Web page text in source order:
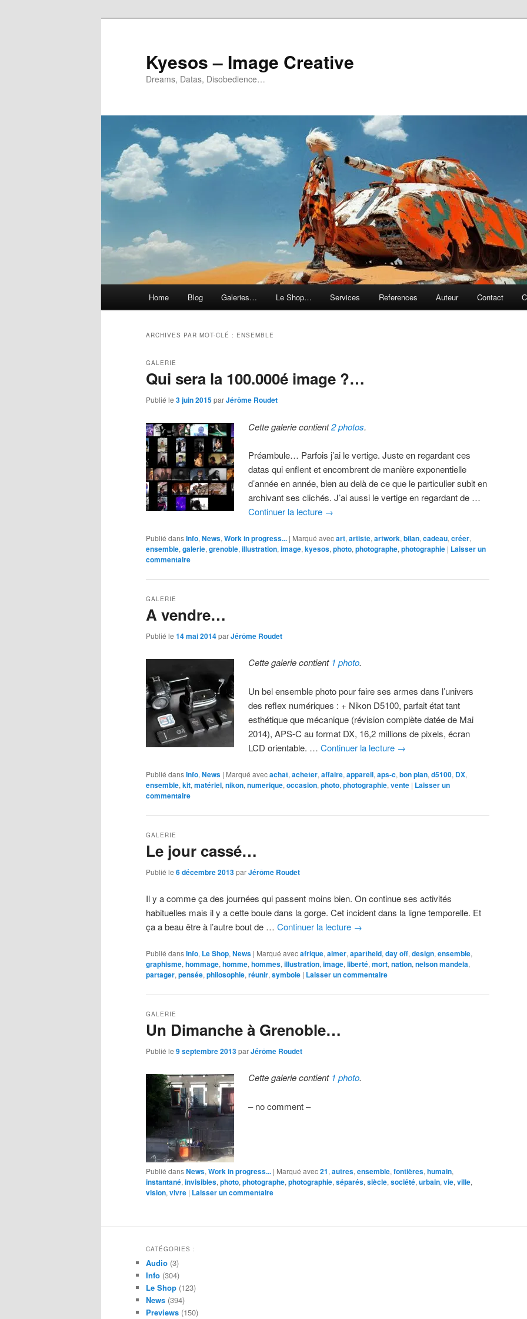
Kyesos – Image Creative
Dreams, Datas, Disobedience…
Home Blog Galeries… Le Shop… Services References Auteur Contact
ARCHIVES PAR MOT-CLÉ : ENSEMBLE
Qui sera la 100.000é image ?…
GALERIE
Publié le 3 juin 2015parJérôme Roudet
Cette galerie contient2 photos.
Préambule… Parfois j’ai le vertige. Juste en regardant ces
datas qui enflent et encombrent de manière exponentielle
d’année en année, bien au delà de ce que le particulier subit en
archivant ses clichés. J’ai aussi le vertige en regardant de …
Continuer la lecture →
Publié dansInfo, News, Work in progress... | Marqué avecart, artiste, artwork, bilan, cadeau, créer,
ensemble, galerie, grenoble, illustration, image, kyesos, photo, photographe, photographie | Laisser un
commentaire
A vendre…
GALERIE
Publié le 14 mai 2014parJérôme Roudet
Cette galerie contient 1 photo.
Un bel ensemble photo pour faire ses armes dans l’univers
des reflex numériques : + Nikon D5100, parfait état tant
esthétique que mécanique (révision complète datée de Mai
2014), APS-C au format DX, 16,2 millions de pixels, écran
LCD orientable. …Continuer la lecture →
Publié dansInfo, News | Marqué avecachat, acheter, affaire, appareil, aps-c, bon plan, d5100, DX,
ensemble, kit, matériel, nikon, numerique, occasion, photo, photographie, vente | Laisser un
commentaire
Le jour cassé…
GALERIE
Publié le 6 décembre 2013parJérôme Roudet
Il y a comme ça des journées qui passent moins bien. On continue ses activités
habituelles mais il y a cette boule dans la gorge. Cet incident dans la ligne temporelle. Et
ça a beau être à l’autre bout de … Continuer la lecture →
Publié dansInfo, Le Shop, News | Marqué avecafrique, aimer, apartheid, day off, design, ensemble,
graphisme, hommage, homme, hommes, illustration, image, liberté, mort, nation, nelson mandela,
partager, pensée, philosophie, réunir, symbole | Laisser un commentaire
Un Dimanche à Grenoble…
GALERIE
Publié le 9 septembre 2013parJérôme Roudet
Cette galerie contient 1 photo.
– no comment –
Publié dansNews, Work in progress... | Marqué avec21, autres, ensemble, fontières, humain,
instantané, invisibles, photo, photographe, photographie, séparés, siècle, société, urbain, vie, ville,
vision, vivre | Laisser un commentaire
CATÉGORIES :
Audio (3)
Info (304)
Le Shop (123)
News (394)
Previews (150)